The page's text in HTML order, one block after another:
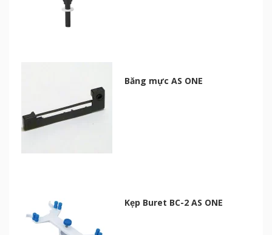
Băng mực AS ONE
Kẹp Buret BC-2 AS ONE